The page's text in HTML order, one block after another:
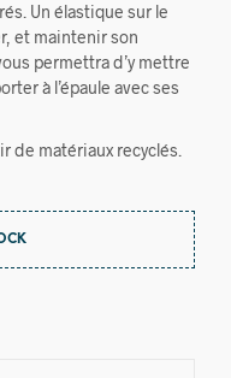
Un élastique sur le
et maintenir son
permettra d’y mettre
à l’épaule avec ses
de matériaux recyclés.